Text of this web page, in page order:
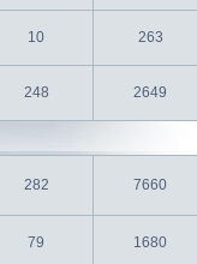
10 263
248 2649
282 7660
79 1680